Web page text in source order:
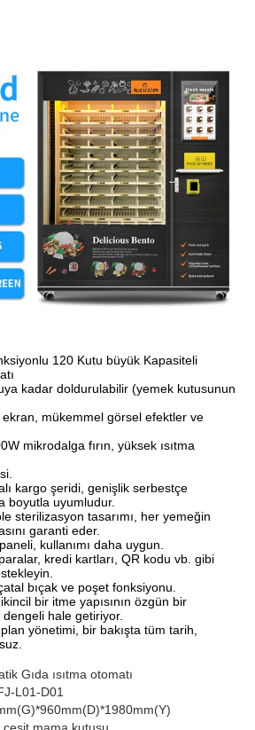
120 Kutu büyük Kapasiteli
kadar doldurulabilir (yemek kutusunun
mükemmel görsel efektler ve
mikrodalga fırın, yüksek ısıtma
kargo şeridi, genişlik serbestçe
boyutla uyumludur.
sterilizasyon tasarımı, her yemeğin
garanti eder.
kullanımı daha uygun.
kredi kartları, QR kodu vb. gibi
bıçak ve poşet fonksiyonu.
bir itme yapısının özgün bir
dengeli hale getiriyor.
yönetimi, bir bakışta tüm tarih,
Gıda ısıtma otomatı
L01-D01